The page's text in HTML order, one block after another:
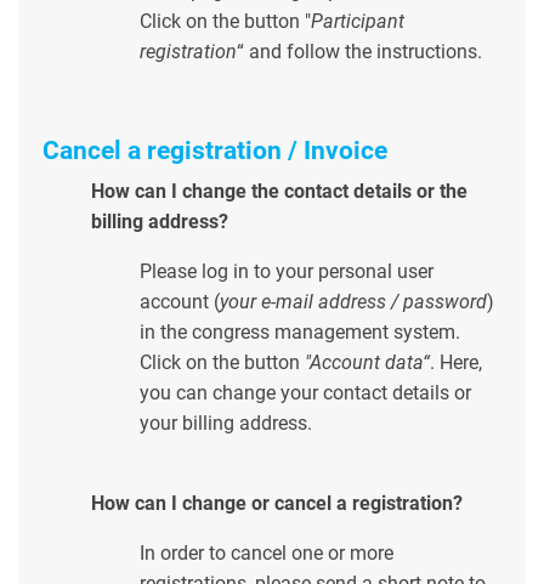
Click on the button "Participant
registration“ and follow the instructions.
Cancel a registration / Invoice
How can I change the contact details or the
billing address?
Please log in to your personal user
account (your e-mail address / password)
in the congress management system.
Click on the button "Account data“. Here,
you can change your contact details or
your billing address.
How can I change or cancel a registration?
In order to cancel one or more